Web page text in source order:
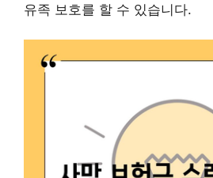
유족 보호를 할 수 있습니다.